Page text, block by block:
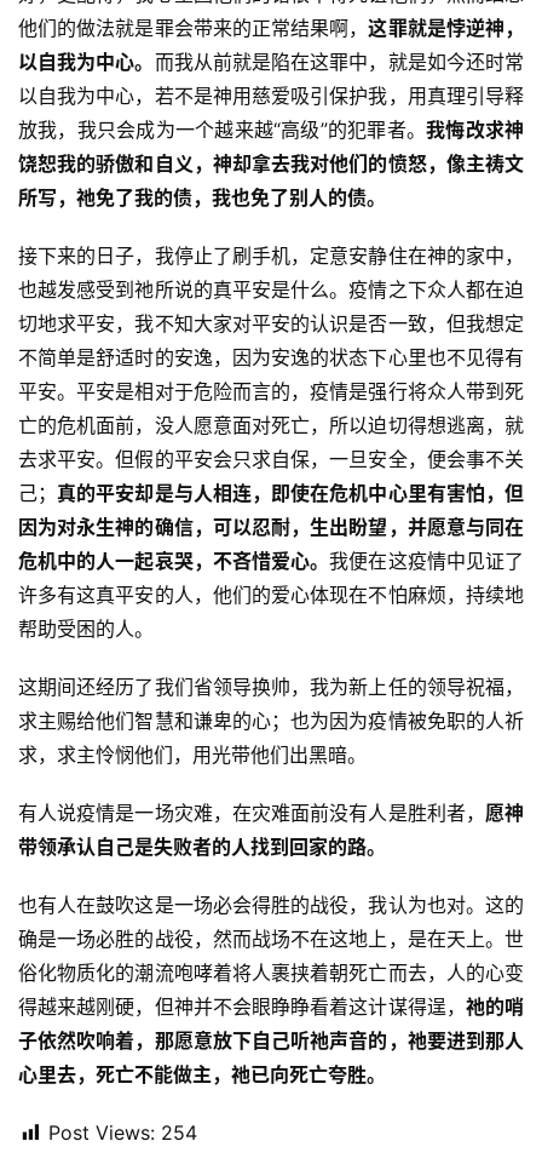
神
学
研
究
按
卷
经
热
点
回
应
关
于
我
们
登录 注册
他们的做法就是罪会带来的正常结果啊，这罪就是悖逆神，
以自我为中心。 而我从前就是陷在这罪中，就是如今还时常
以自我为中心，若不是神用慈爱吸引保护我，用真理引导释
放我，我只会成为一个越来越“高级”的犯罪者。我悔改求神
饶恕我的骄傲和自义，神却拿去我对他们的愤怒，像主祷文
所写，祂免了我的债，我也免了别人的债。
接下来的日子，我停止了刷手机，定意安静住在神的家中，
也越发感受到祂所说的真平安是什么。疫情之下众人都在迫
切地求平安，我不知大家对平安的认识是否一致，但我想定
不简单是舒适时的安逸，因为安逸的状态下心里也不见得有
平安。平安是相对于危险而言的，疫情是强行将众人带到死
亡的危机面前，没人愿意面对死亡，所以迫切得想逃离，就
去求平安。但假的平安会只求自保，一旦安全，便会事不关
己；真的平安却是与人相连，即使在危机中心里有害怕，但
因为对永生神的确信，可以忍耐，生出盼望，并愿意与同在
危机中的人一起哀哭，不吝惜爱心。我便在这疫情中见证了
许多有这真平安的人，他们的爱心体现在不怕麻烦，持续地
帮助受困的人。
这期间还经历了我们省领导换帅，我为新上任的领导祝福，
求主赐给他们智慧和谦卑的心；也为因为疫情被免职的人祈
求，求主怜悯他们，用光带他们出黑暗。
有人说疫情是一场灾难，在灾难面前没有人是胜利者， 愿神
带领承认自己是失败者的人找到回家的路。
也有人在鼓吹这是一场必会得胜的战役，我认为也对。这的
确是一场必胜的战役，然而战场不在这地上，是在天上。世
俗化物质化的潮流咆哮着将人裹挟着朝死亡而去，人的心变
得越来越刚硬，但神并不会眼睁睁看着这计谋得逞， 祂的哨
子依然吹响着，那愿意放下自己听祂声音的，祂要进到那人
心里去，死亡不能做主，祂已向死亡夸胜。
Post Views: 254